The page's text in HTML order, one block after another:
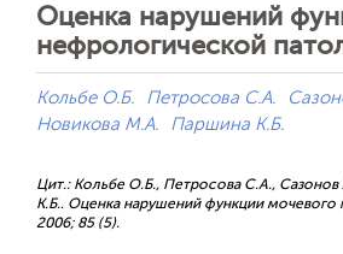
Оценка нарушений
нефрологической
Кольбе О.Б. Петросова С.А.
Новикова М.А.
Паршина К.Б.
Цит.: Кольбе О.Б., Петросова С.А.,
К.Б.. Оценка нарушений функции мочевого
2006; 85 (5).